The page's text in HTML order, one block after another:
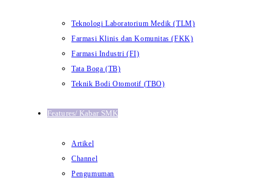
Teknologi Laboratorium Medik (TLM)
Farmasi Klinis dan Komunitas (FKK)
Farmasi Industri (FI)
Tata Boga (TB)
Teknik Bodi Otomotif (TBO)
Features/ Kabar SMK
Artikel
Channel
Pengumuman